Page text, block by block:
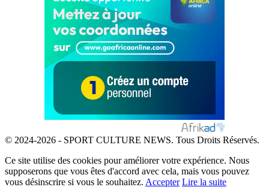
© 2024-2026 - SPORT CULTURE NEWS. Tous Droits Réservés.
Ce site utilise des cookies pour améliorer votre expérience. Nous
supposerons que vous êtes d'accord avec cela, mais vous pouvez
vous désinscrire si vous le souhaitez. Accepter Lire la suite